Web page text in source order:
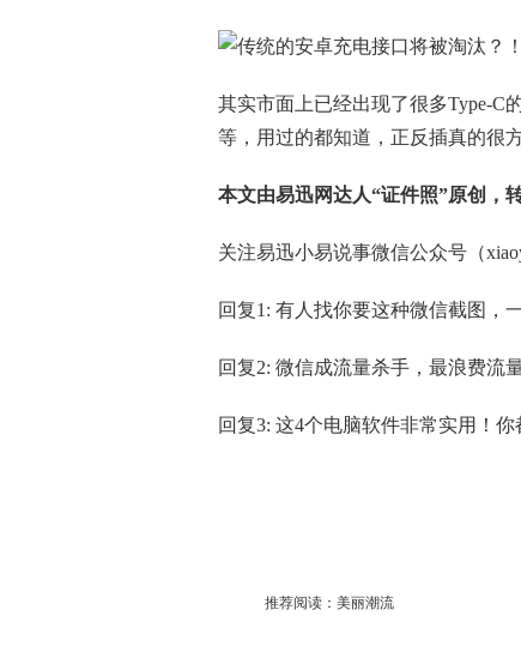
其实市面上已经出现了很多Type-C
等，用过的都知道，正反插真的很
本文由易迅网达人“证件照”原创，
关注易迅小易说事微信公众号（
回复1: 有人找你要这种微信截图，
回复2: 微信成流量杀手，最浪费流
回复3: 这4个电脑软件非常实用！你
推荐阅读： 美丽潮流